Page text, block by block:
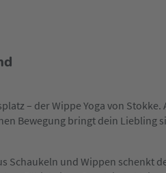
– der Wippe Yoga von
Bewegung bringt dein Liebling
Schaukeln und Wippen schenkt